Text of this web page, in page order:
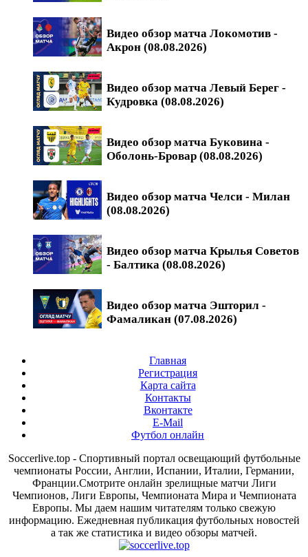
Видео обзор матча Локомотив -
Акрон (08.08.2026)
Видео обзор матча Левый Берег -
Кудровка (08.08.2026)
Видео обзор матча Буковина -
Оболонь-Бровар (08.08.2026)
Видео обзор матча Челси - Милан
(08.08.2026)
Видео обзор матча Крылья Советов
- Балтика (08.08.2026)
Видео обзор матча Эшторил -
Фамаликан (07.08.2026)
Главная
Регистрация
Карта сайта
Контакты
Вконтакте
E-Mail
Футбол онлайн
Soccerlive.top - Спортивный портал освещающий футбольные
чемпионаты России, Англии, Испании, Италии, Германии,
Франции.Смотрите онлайн зрелищные матчи Лиги
Чемпионов, Лиги Европы, Чемпионата Мира и Чемпионата
Европы. Мы даем нашим читателям только свежую
информацию. Ежедневная публикация футбольных новостей
а так же статистика и видео обзоры матчей.